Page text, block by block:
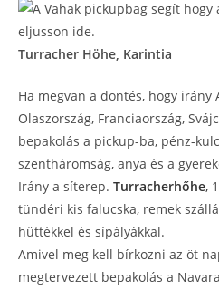
Turracher Höhe, Karintia
Ha megvan a döntés, hogy irány
Olaszország, Franciaország,
bepakolás a pickup-ba, pénz-
szentháromság, anya és a
Irány a síterep. Turracherhőhe,
tündéri kis falucska, remek
hüttékkel és sípályákkal.
Amivel meg kell bírkozni az öt
megtervezett bepakolás a